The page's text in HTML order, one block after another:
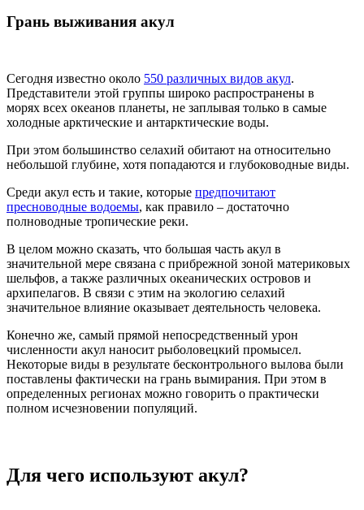
Грань выживания акул
Сегодня известно около 550 различных видов акул.
Представители этой группы широко распространены в
морях всех океанов планеты, не заплывая только в самые
холодные арктические и антарктические воды.
При этом большинство селахий обитают на относительно
небольшой глубине, хотя попадаются и глубоководные виды.
Среди акул есть и такие, которые предпочитают
пресноводные водоемы, как правило – достаточно
полноводные тропические реки.
В целом можно сказать, что большая часть акул в
значительной мере связана с прибрежной зоной материковых
шельфов, а также различных океанических островов и
архипелагов. В связи с этим на экологию селахий
значительное влияние оказывает деятельность человека.
Конечно же, самый прямой непосредственный урон
численности акул наносит рыболовецкий промысел.
Некоторые виды в результате бесконтрольного вылова были
поставлены фактически на грань вымирания. При этом в
определенных регионах можно говорить о практически
полном исчезновении популяций.
Для чего используют акул?